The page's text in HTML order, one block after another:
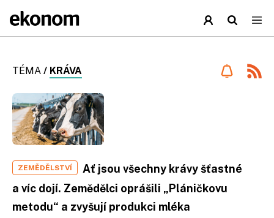
TÉMA / KRÁVA
ZEMĚDĚLSTVÍ
Ať jsou všechny krávy šťastné
a víc dojí. Zemědělci oprášili „Pláničkovu
metodu“ a zvyšují produkci mléka